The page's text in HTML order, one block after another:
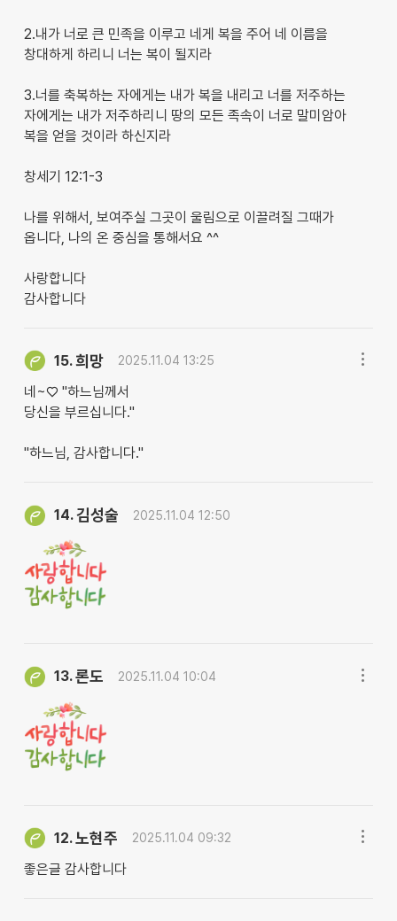
2.내가 너로 큰 민족을 이루고 네게 복을 주어 네 이름을
창대하게 하리니 너는 복이 될지라
3.너를 축복하는 자에게는 내가 복을 내리고 너를 저주하는
자에게는 내가 저주하리니 땅의 모든 족속이 너로 말미암아
복을 얻을 것이라 하신지라
창세기 12:1-3
나를 위해서, 보여주실 그곳이 울림으로 이끌려질 그때가
옵니다, 나의 온 중심을 통해서요 ^^
사랑합니다
감사합니다
15.희망 2025.11.04 13:25
네~♡ "하느님께서
당신을 부르십니다."
"하느님, 감사합니다."
14.김성술 2025.11.04 12:50
13.론도 2025.11.04 10:04
12.노현주 2025.11.04 09:32
좋은글 감사합니다